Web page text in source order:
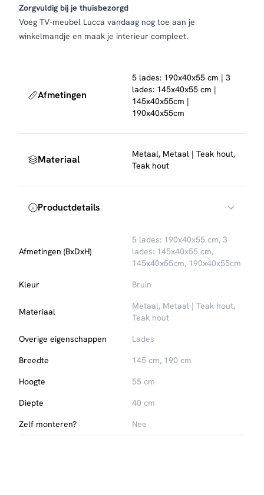
Zorgvuldig bij je thuisbezorgd
Voeg TV-meubel Lucca vandaag nog toe aan je
winkelmandje en maak je interieur compleet.
Afmetingen
5 lades: 190x40x55 cm | 3
lades: 145x40x55 cm |
145x40x55cm |
190x40x55cm
Materiaal
Metaal, Metaal | Teak hout,
Teak hout
Productdetails
Afmetingen (BxDxH)
5 lades: 190x40x55 cm, 3
lades: 145x40x55 cm,
145x40x55cm, 190x40x55cm
Kleur
Bruin
Materiaal
Metaal, Metaal | Teak hout,
Teak hout
Overige eigenschappen
Lades
Breedte
145 cm, 190 cm
Hoogte
55 cm
Diepte
40 cm
Zelf monteren?
Nee